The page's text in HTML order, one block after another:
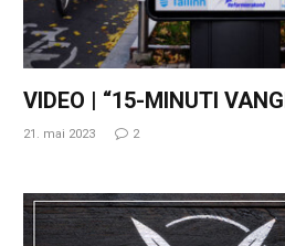
VIDEO | “15-MINUTI
21. mai 2023 2